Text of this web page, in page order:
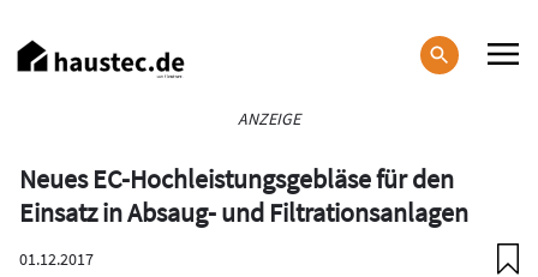
zum
Inhalt
ANZEIGE
Neues EC-Hochleistungsgebläse für den
Einsatz in Absaug- und Filtrationsanlagen
01.12.2017